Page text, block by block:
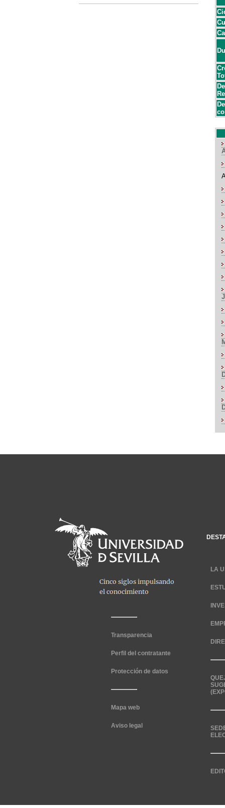
Transparencia
Perfil del contratante
Protección de datos
Mapa web
Aviso legal
LA